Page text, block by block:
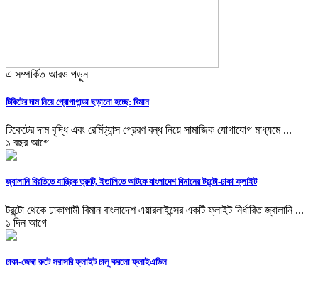
এ সম্পর্কিত আরও পড়ুন
টিকিটের দাম নিয়ে প্রোপাগান্ডা ছড়ানো হচ্ছে: বিমান
টিকেটের দাম বৃদ্ধি এবং রেমিট্যান্স প্রেরণ বন্ধ নিয়ে সামাজিক যোগাযোগ মাধ্যমে ...
১ বছর আগে
জ্বালানি বিরতিতে যান্ত্রিক ত্রুটি, ইতালিতে আটকে বাংলাদেশ বিমানের টরন্টো-ঢাকা ফ্লাইট
টরন্টো থেকে ঢাকাগামী বিমান বাংলাদেশ এয়ারলাইন্সের একটি ফ্লাইট নির্ধারিত জ্বালানি ...
১ দিন আগে
ঢাকা-জেদ্দা রুটে সরাসরি ফ্লাইট চালু করলো ফ্লাইএডিল